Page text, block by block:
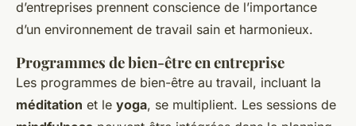
d’entreprises prennent conscience de l’importance
d’un environnement de travail sain et harmonieux.
Programmes de bien-être en entreprise
Les programmes de bien-être au travail, incluant la
méditation et le yoga, se multiplient. Les sessions de